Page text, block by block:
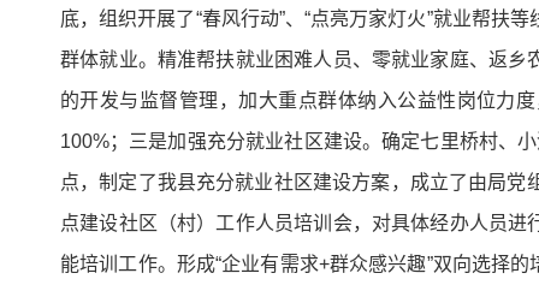
底，组织开展了“春风行动”、“点亮万家灯火”就业帮扶
群体就业。精准帮扶就业困难人员、零就业家庭、返
的开发与监督管理，加大重点群体纳入公益性岗位力
100%；三是加强充分就业社区建设。确定七里桥村、
点，制定了我县充分就业社区建设方案，成立了由局
点建设社区（村）工作人员培训会，对具体经办人员
能培训工作。形成“企业有需求+群众感兴趣”双向选择